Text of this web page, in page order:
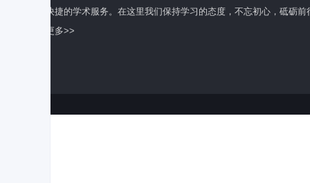
全面快捷的学术服务。在这里我们保持学习的态度，不忘初心，砥砺前
了解更多>>